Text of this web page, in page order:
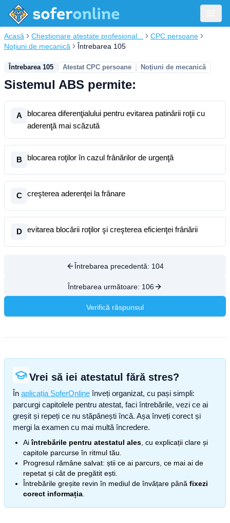
Acasă Chestionare atestate profesional...
CPC persoane
Noțiuni de mecanică
Întrebarea 105
Întrebarea 105 Atestat CPC persoane Noțiuni de mecanică
Sistemul ABS permite:
A
blocarea diferenţialului pentru evitarea patinării roţii cu
aderenţă mai scăzută
B blocarea roţilor în cazul frânărilor de urgenţă
C creşterea aderenţei la frânare
D evitarea blocării roţilor şi creşterea eficienţei frânării
Întrebarea precedentă: 104
Întrebarea următoare: 106
Verifică răspunsul
Vrei să iei atestatul fără stres?
În aplicația SoferOnline înveți organizat, cu pași simpli:
parcurgi capitolele pentru atestat, faci întrebările, vezi ce ai
greșit și repeți ce nu stăpânești încă. Așa înveți corect și
mergi la examen cu mai multă încredere.
Aiîntrebările pentru atestatul ales , cu explicații clare și
capitole parcurse în ritmul tău.
Progresul rămâne salvat: știi ce ai parcurs, ce mai ai de
repetat și cât de pregătit ești.
Întrebările greșite revin în mediul de învățare până fixezi
corect informația